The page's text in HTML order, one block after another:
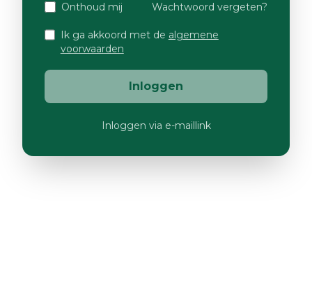
Onthoud mij Wachtwoord vergeten?
Ik ga akkoord met de algemene
voorwaarden
Inloggen
Inloggen via e-maillink